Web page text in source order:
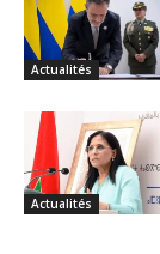
Actualités
Actualités